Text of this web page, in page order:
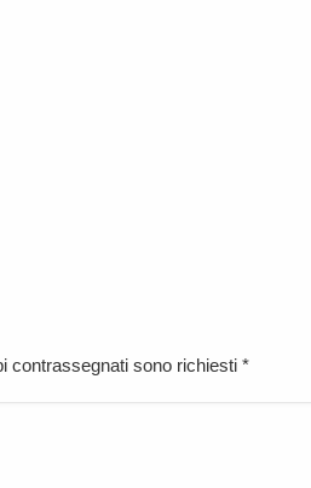
contrassegnati sono richiesti *